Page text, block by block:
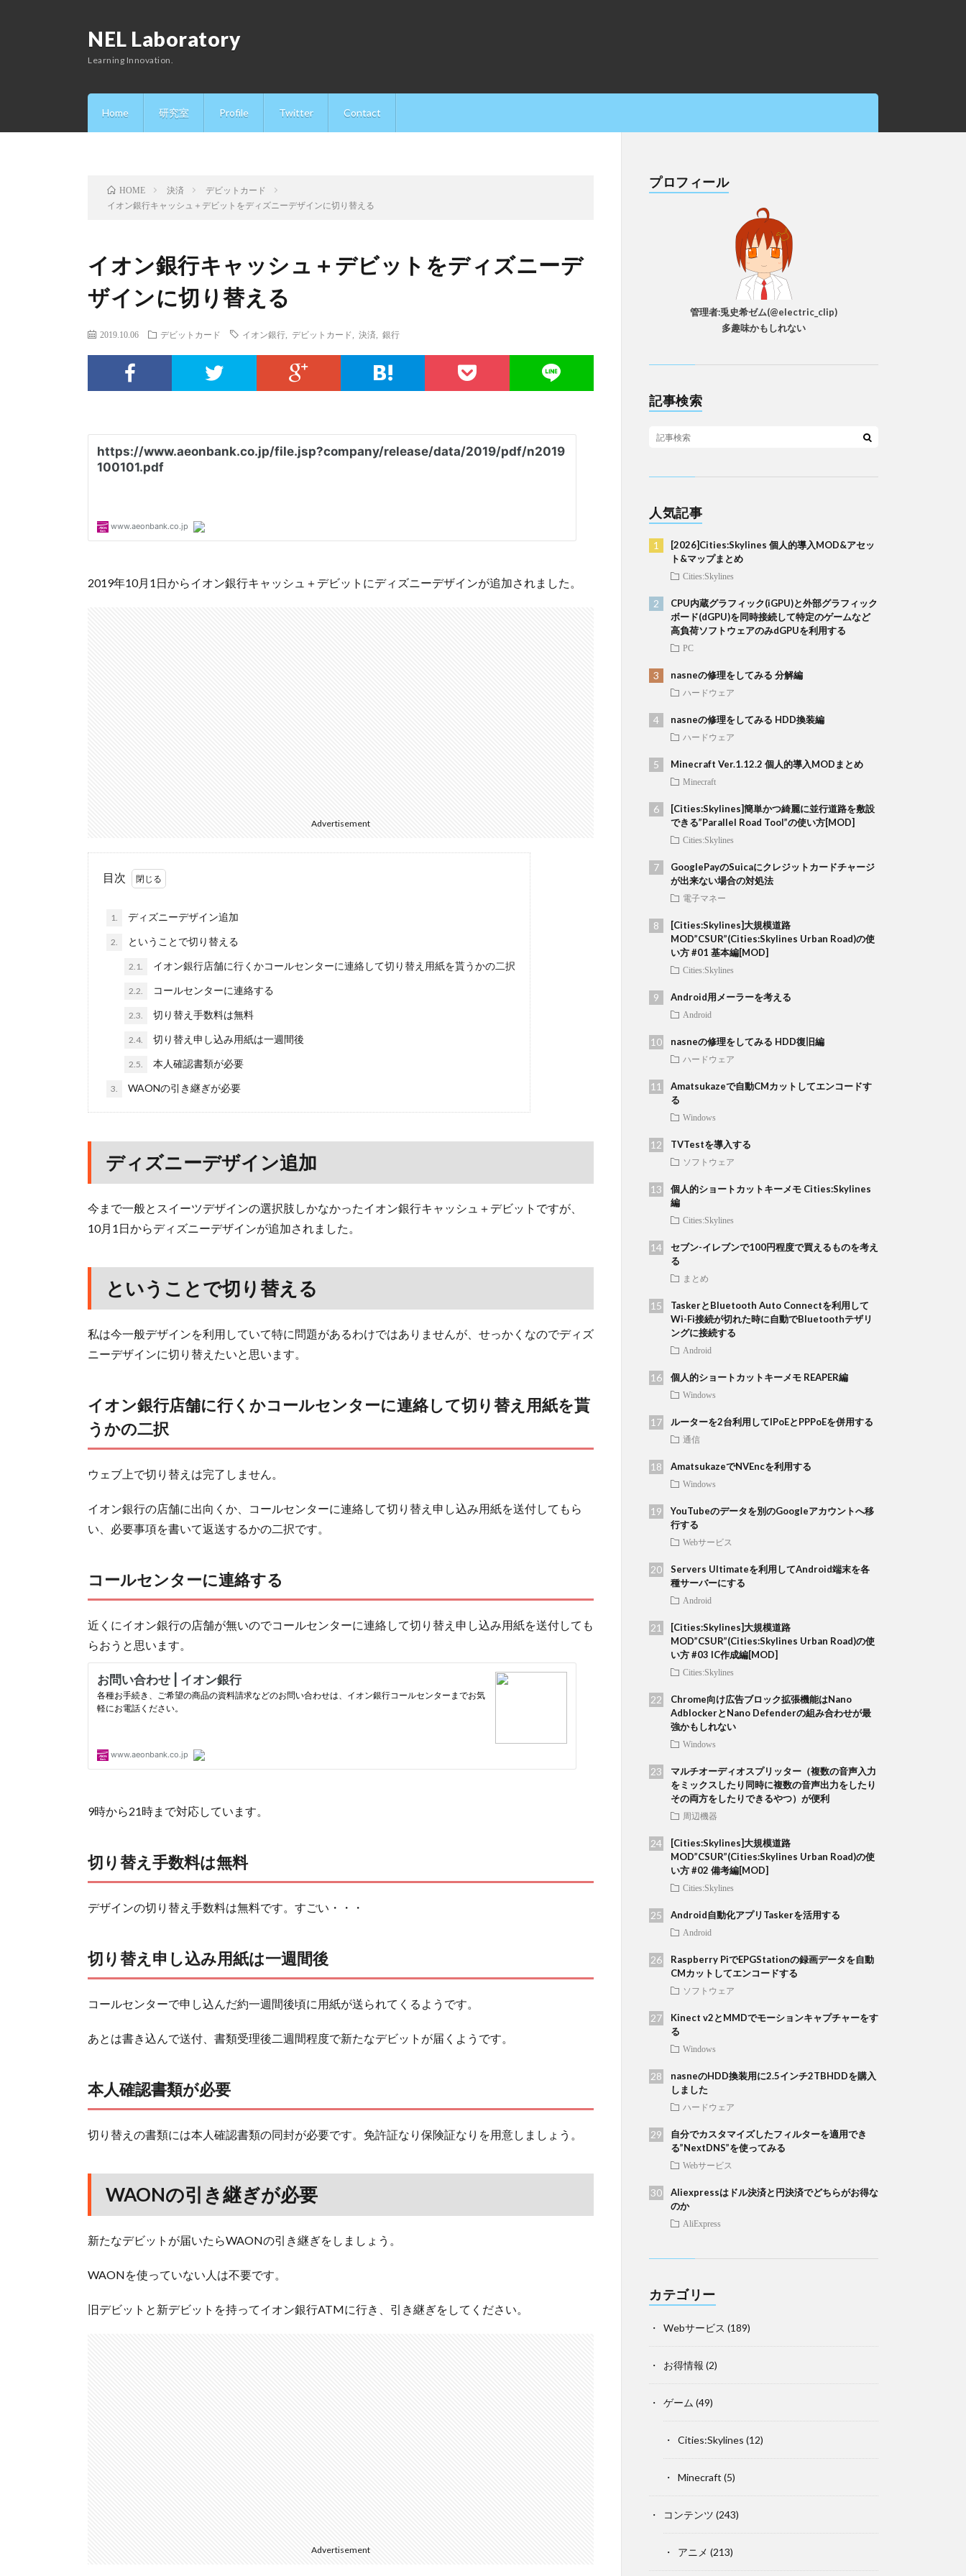
NEL Laboratory
Learning Innovation.
Home 研究室 Profile Twitter Contact
HOME 決済
デビットカード
イオン銀行キャッシュ＋デビットをディズニーデザインに切り替える
イオン銀行キャッシュ＋デビットをディズニーデ
ザインに切り替える
2019.10.06 デビットカード イオン銀行 デビットカード 決済 銀行
2019年10月1日からイオン銀行キャッシュ＋デビットにディズニーデザインが追加されました。
Advertisement
目次
1. ディズニーデザイン追加
2. ということで切り替える
2.1. イオン銀行店舗に行くかコールセンターに連絡して切り替え用紙を貰うかの二択
2.2. コールセンターに連絡する
2.3. 切り替え手数料は無料
2.4. 切り替え申し込み用紙は一週間後
2.5. 本人確認書類が必要
3. WAONの引き継ぎが必要
ディズニーデザイン追加
今まで一般とスイーツデザインの選択肢しかなかったイオン銀行キャッシュ＋デビットですが、
10月1日からディズニーデザインが追加されました。
ということで切り替える
私は今一般デザインを利用していて特に問題があるわけではありませんが、せっかくなのでディズ
ニーデザインに切り替えたいと思います。
イオン銀行店舗に行くかコールセンターに連絡して切り替え用紙を貰
うかの二択
ウェブ上で切り替えは完了しません。
イオン銀行の店舗に出向くか、コールセンターに連絡して切り替え申し込み用紙を送付してもら
い、必要事項を書いて返送するかの二択です。
コールセンターに連絡する
近くにイオン銀行の店舗が無いのでコールセンターに連絡して切り替え申し込み用紙を送付しても
らおうと思います。
9時から21時まで対応しています。
切り替え手数料は無料
デザインの切り替え手数料は無料です。すごい・・・
切り替え申し込み用紙は一週間後
コールセンターで申し込んだ約一週間後頃に用紙が送られてくるようです。
あとは書き込んで送付、書類受理後二週間程度で新たなデビットが届くようです。
本人確認書類が必要
切り替えの書類には本人確認書類の同封が必要です。免許証なり保険証なりを用意しましょう。
WAONの引き継ぎが必要
新たなデビットが届いたらWAONの引き継ぎをしましょう。
WAONを使っていない人は不要です。
旧デビットと新デビットを持ってイオン銀行ATMに行き、引き継ぎをしてください。
Advertisement
プロフィール
管理者:兎史希ゼム(@electric_clip)
多趣味かもしれない
記事検索
人気記事
[2026]Cities:Skylines 個人的導入MOD&アセッ
ト&マップまとめ
Cities:Skylines
CPU内蔵グラフィック(iGPU)と外部グラフィック
ボード(dGPU)を同時接続して特定のゲームなど
高負荷ソフトウェアのみdGPUを利用する
PC
nasneの修理をしてみる 分解編
ハードウェア
nasneの修理をしてみる HDD換装編
ハードウェア
Minecraft Ver.1.12.2 個人的導入MODまとめ
Minecraft
[Cities:Skylines]簡単かつ綺麗に並行道路を敷設
できる”Parallel Road Tool”の使い方[MOD]
Cities:Skylines
GooglePayのSuicaにクレジットカードチャージ
が出来ない場合の対処法
電子マネー
[Cities:Skylines]大規模道路
MOD”CSUR”(Cities:Skylines Urban Road)の使
い方 #01 基本編[MOD]
Cities:Skylines
Android用メーラーを考える
Android
nasneの修理をしてみる HDD復旧編
ハードウェア
Amatsukazeで自動CMカットしてエンコードす
る
Windows
TVTestを導入する
ソフトウェア
個人的ショートカットキーメモ Cities:Skylines
編
Cities:Skylines
セブン-イレブンで100円程度で買えるものを考え
る
まとめ
TaskerとBluetooth Auto Connectを利用して
Wi-Fi接続が切れた時に自動でBluetoothテザリ
ングに接続する
Android
個人的ショートカットキーメモ REAPER編
Windows
ルーターを2台利用してIPoEとPPPoEを併用する
通信
AmatsukazeでNVEncを利用する
Windows
YouTubeのデータを別のGoogleアカウントへ移
行する
Webサービス
Servers Ultimateを利用してAndroid端末を各
種サーバーにする
Android
[Cities:Skylines]大規模道路
MOD”CSUR”(Cities:Skylines Urban Road)の使
い方 #03 IC作成編[MOD]
Cities:Skylines
Chrome向け広告ブロック拡張機能はNano
AdblockerとNano Defenderの組み合わせが最
強かもしれない
Windows
マルチオーディオスプリッター（複数の音声入力
をミックスしたり同時に複数の音声出力をしたり
その両方をしたりできるやつ）が便利
周辺機器
[Cities:Skylines]大規模道路
MOD”CSUR”(Cities:Skylines Urban Road)の使
い方 #02 備考編[MOD]
Cities:Skylines
Android自動化アプリTaskerを活用する
Android
Raspberry PiでEPGStationの録画データを自動
CMカットしてエンコードする
ソフトウェア
Kinect v2とMMDでモーションキャプチャーをす
る
Windows
nasneのHDD換装用に2.5インチ2TBHDDを購入
しました
ハードウェア
自分でカスタマイズしたフィルターを適用でき
る”NextDNS”を使ってみる
Webサービス
Aliexpressはドル決済と円決済でどちらがお得な
のか
AliExpress
カテゴリー
Webサービス (189)
お得情報 (2)
ゲーム (49)
Cities:Skylines (12)
Minecraft (5)
コンテンツ (243)
アニメ (213)